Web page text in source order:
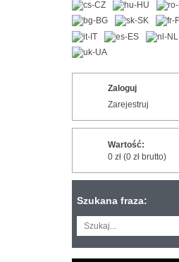
Zaloguj
Zarejestruj
Wartość:
0 zł (0 zł brutto)
Szukana fraza: